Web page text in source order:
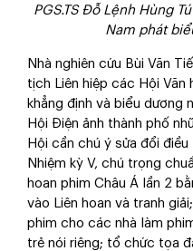
PGS.TS Đỗ Lệnh Hùng
Nam phát
Nhà nghiên cứu Bùi Văn
tịch Liên hiệp các Hội
khẳng định và biểu
Hội Điện ảnh thành phố
Hội cần chú ý sửa đổi
Nhiệm kỳ V, chú trọng
hoan phim Châu Á lần 2
vào Liên hoan và tranh
phim cho các nhà làm
trẻ nói riêng; tổ chức tọa